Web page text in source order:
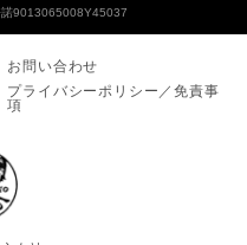
諾9013065008Y45037
お問い合わせ
プライバシーポリシー／免責事
項